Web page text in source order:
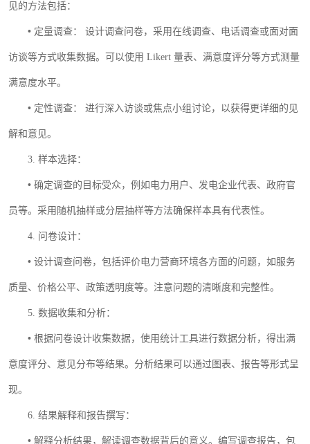
见的方法包括：
• 定量调查： 设计调查问卷，采用在线调查、电话调查或面对面
访谈等方式收集数据。可以使用 Likert 量表、满意度评分等方式测量
满意度水平。
• 定性调查： 进行深入访谈或焦点小组讨论，以获得更详细的见
解和意见。
3. 样本选择：
• 确定调查的目标受众，例如电力用户、发电企业代表、政府官
员等。采用随机抽样或分层抽样等方法确保样本具有代表性。
4. 问卷设计：
• 设计调查问卷，包括评价电力营商环境各方面的问题，如服务
质量、价格公平、政策透明度等。注意问题的清晰度和完整性。
5. 数据收集和分析：
• 根据问卷设计收集数据，使用统计工具进行数据分析，得出满
意度评分、意见分布等结果。分析结果可以通过图表、报告等形式呈
现。
6. 结果解释和报告撰写：
• 解释分析结果，解读调查数据背后的意义。编写调查报告，包